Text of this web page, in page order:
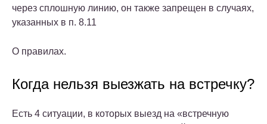
через сплошную линию, он также запрещен в случаях,
указанных в п. 8.11
О правилах.
Когда нельзя выезжать на встречку?
Есть 4 ситуации, в которых выезд на «встречную